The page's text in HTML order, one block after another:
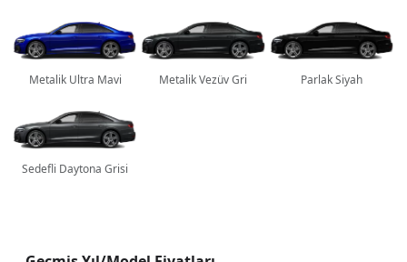
Metalik Ultra Mavi Metalik Vezüv Gri Parlak Siyah
Sedefli Daytona Grisi